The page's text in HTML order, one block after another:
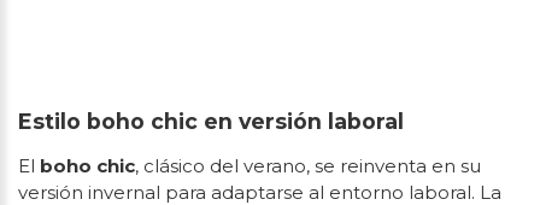
Estilo boho chic en versión laboral
El boho chic, clásico del verano, se reinventa en su
versión invernal para adaptarse al entorno laboral. La